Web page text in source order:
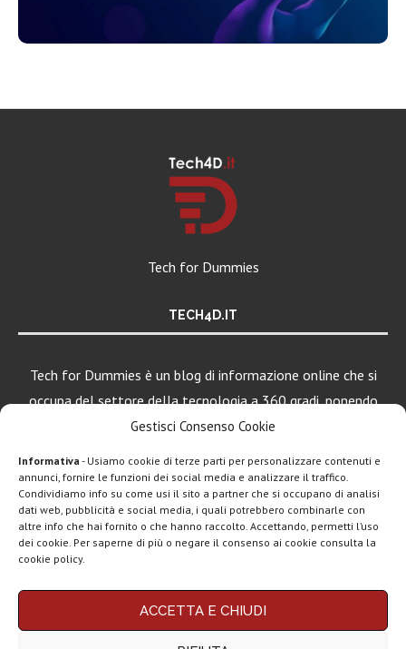
Gestisci Consenso Cookie
Informativa - Usiamo cookie di terze parti per personalizzare contenuti e
annunci, fornire le funzioni dei social media e analizzare il traffico.
Condividiamo info su come usi il sito a partner che si occupano di analisi
dati web, pubblicità e social media, i quali potrebbero combinarle con
altre info che hai fornito o che hanno raccolto. Accettando, permetti l’uso
dei cookie. Per saperne di più o negare il consenso ai cookie consulta la
cookie policy.
ACCETTA E CHIUDI
Tech for Dummies
TECH4D.IT
Tech for Dummies è un blog di informazione online che si
occupa del settore della tecnologia a 360 gradi, ponendo
una particolare attenzione al mondo Android, Apple e
Chi siamo Contatti Disclaimer Privacy policy
Tech4D di Michele Ingelido- P. IVA 04124050719
LEGGI ANCHE
Apple lancia